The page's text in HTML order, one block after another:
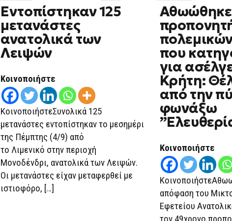
ΕΝΤΟΠΊΣΤΗΚΑΝ
125
Εντοπίστηκαν 125
μετανάστες
ανατολικά των
Λειψών
Κοινοποιήστε
ΚοινοποιήστεΣυνολικά 125
μετανάστες εντοπίστηκαν το μεσημέρι
της Πέμπτης (4/9) από
το Λιμενικό στην περιοχή
Μονοδένδρι, ανατολικά των Λειψών.
Οι μετανάστες είχαν μεταφερθεί με
ιστιοφόρο, […]
που
για
Κρήτη:
από την
φωνάξω
Κοινοποιήστε
απόφαση του
Εφετείου